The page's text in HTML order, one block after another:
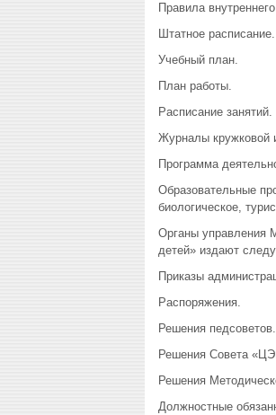
Правила
Штатное расписание.
Учебный план.
План работы.
Расписание занятий.
Журналы кружковой
Программа
Образовательные
биологическое,
Органы управления
детей» издают
Приказы
Распоряжения.
Решения педсоветов.
Решения Совета
Решения
Должностные